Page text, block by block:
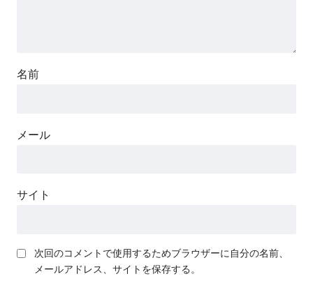
名前
メール
サイト
次回のコメントで使用するためブラウザーに自分の名前、
メールアドレス、サイトを保存する。